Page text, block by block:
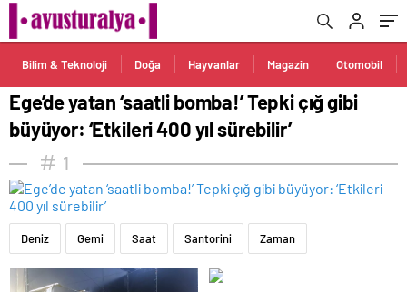
Bilim & Teknoloji Doğa Hayvanlar Magazin Otomobil
Ege’de yatan ‘saatli bomba!’ Tepki çığ gibi
büyüyor: ‘Etkileri 400 yıl sürebilir’
1
Deniz Gemi Saat Santorini Zaman